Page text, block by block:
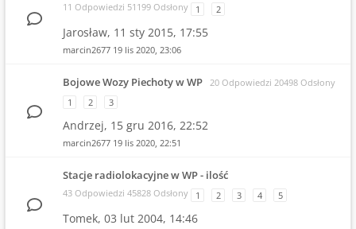
11 Odpowiedzi 51199 Odsłony 1 2
Jarosław, 11 sty 2015, 17:55
marcin2677 19 lis 2020, 23:06
Bojowe Wozy Piechoty w WP 20 Odpowiedzi 20498 Odsłony
1
2 3
Andrzej, 15 gru 2016, 22:52
marcin2677 19 lis 2020, 22:51
Stacje radiolokacyjne w WP - ilość
43 Odpowiedzi 45828 Odsłony 1 2 3 4 5
Tomek, 03 lut 2004, 14:46